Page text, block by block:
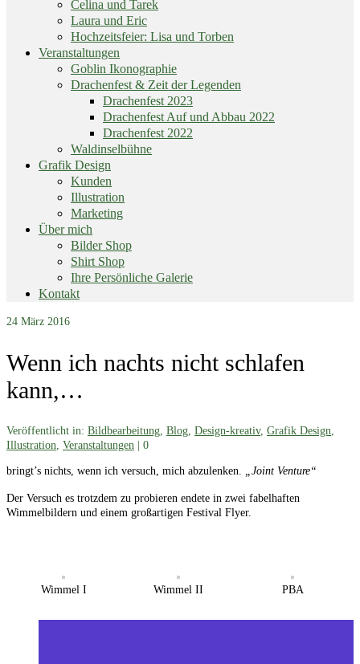
Celina und Tarek
Laura und Eric
Hochzeitsfeier: Lisa und Torben
Veranstaltungen
Goblin Ikonographie
Drachenfest & Zeit der Legenden
Drachenfest 2023
Drachenfest Auf und Abbau 2022
Drachenfest 2022
Waldinselbühne
Grafik Design
Kunden
Illustration
Marketing
Über mich
Bilder Shop
Shirt Shop
Ihre Persönliche Galerie
Kontakt
End
24 März 2016
Wenn ich nachts nicht schlafen
kann,…
Veröffentlicht in: Bildbearbeitung Blog Design-kreativ, Grafik Design
Illustration Veranstaltungen 0
bringt’s nichts, wenn ich versuch, mich abzulenken. „Joint Venture“
Der Versuch es trotzdem zu probieren endete in zwei fabelhaften
Wimmelbildern und einem großartigen Festival Flyer.
Wimmel I Wimmel II PBA